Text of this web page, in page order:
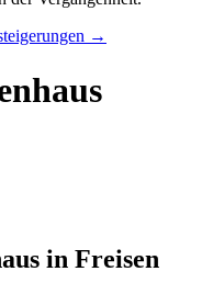
→
in Freisen